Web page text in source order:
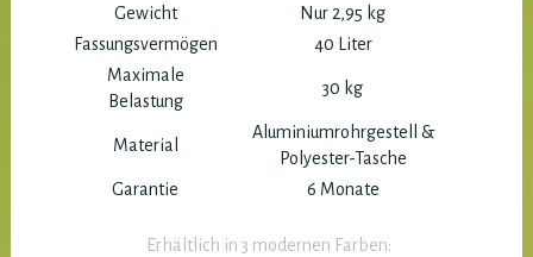
Gewicht
Nur 2,95 kg
Fassungsvermögen
40 Liter
Maximale
Belastung
30 kg
Material
Aluminiumrohrgestell &
Polyester-Tasche
Garantie
6 Monate
Erhältlich in 3 modernen Farben: